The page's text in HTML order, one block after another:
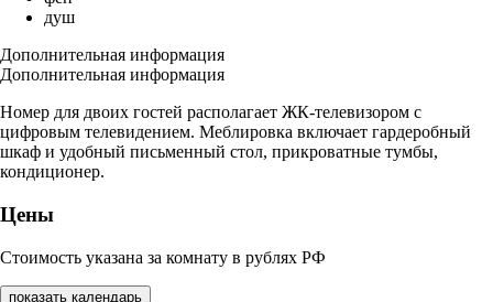
душ
Дополнительная информация
Дополнительная информация
Номер для двоих гостей располагает ЖК-телевизором с
цифровым телевидением. Меблировка включает гардеробный
шкаф и удобный письменный стол, прикроватные тумбы,
кондиционер.
Цены
Стоимость указана за комнату в рублях РФ
показать календарь